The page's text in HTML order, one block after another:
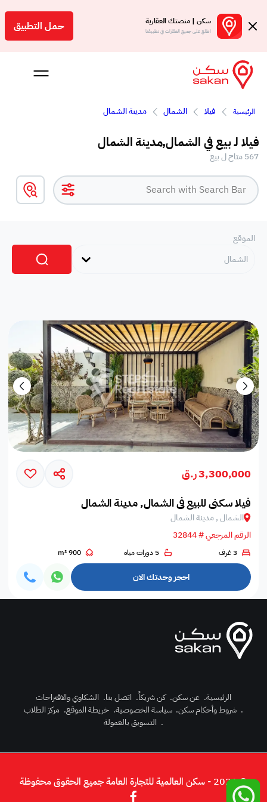
سكن | منصتك العقارية
اطلع على جميع العقارات في تطبيقنا حمل التطبيق
الرئيسية فيلا الشمال مدينة الشمال
فيلا لـ بيع في الشمال,مدينة الشمال
567 متاح ل بيع
الموقع
الشمال
3,300,000 ر.ق
فيلا سكني للبيع في الشمال, مدينة الشمال
الشمال , مدينة الشمال
الرقم المرجعي # 32844
3 غرف 5 دورات مياه 900 m²
احجز وحدتك الان
الرئيسية. عن سكن. كن شريكاً. اتصل بنا. الشكاوي والاقتراحات
. شروط وأحكام سكن. سياسة الخصوصية. خريطة الموقع. مركز الطلاب
. التسويق بالعمولة
© 2026 - سكن العالمية للتجارة العامة جميع الحقوق محفوظة